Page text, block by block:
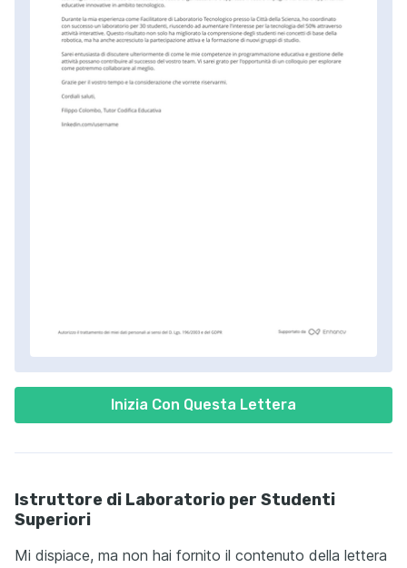
Inizia Con Questa Lettera
Istruttore di Laboratorio per Studenti
Superiori
Mi dispiace, ma non hai fornito il contenuto della lettera